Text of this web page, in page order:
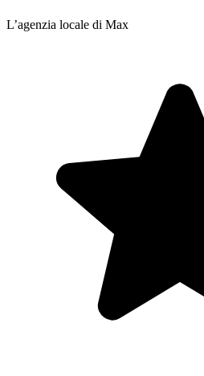
L’agenzia locale di Max